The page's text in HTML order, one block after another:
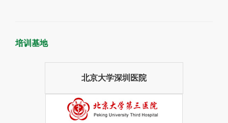
培训基地
北京大学深圳医院